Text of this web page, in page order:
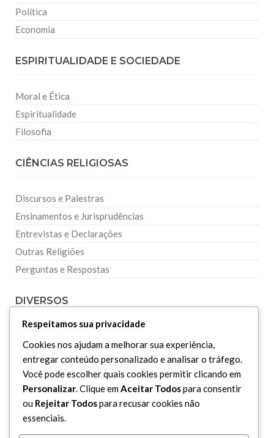
Política
Economia
ESPIRITUALIDADE E SOCIEDADE
Moral e Ética
Espiritualidade
Filosofia
CIÊNCIAS RELIGIOSAS
Discursos e Palestras
Ensinamentos e Jurisprudências
Entrevistas e Declarações
Outras Religiões
Perguntas e Respostas
DIVERSOS
Dicionário Islâmico
Downloads
Respeitamos sua privacidade
Cookies nos ajudam a melhorar sua experiência,
entregar conteúdo personalizado e analisar o tráfego.
Você pode escolher quais cookies permitir clicando em
Personalizar. Clique emAceitar Todospara consentir
ou Rejeitar Todospara recusar cookies não
essenciais.